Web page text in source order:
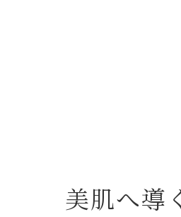
美肌へ導